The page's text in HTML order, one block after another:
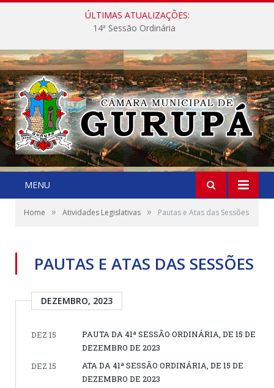
ÚLTIMAS ATUALIZAÇÕES:
14ª Sessão Ordinária
MENU
Home » Atividades Legislativas » Pautas e Atas das Sessões
PAUTAS E ATAS DAS SESSÕES
DEZEMBRO, 2023
DEZ 15
PAUTA DA 41ª SESSÃO ORDINÁRIA, DE 15 DE
DEZEMBRO DE 2023
DEZ 15
ATA DA 41ª SESSÃO ORDINÁRIA, DE 15 DE
DEZEMBRO DE 2023